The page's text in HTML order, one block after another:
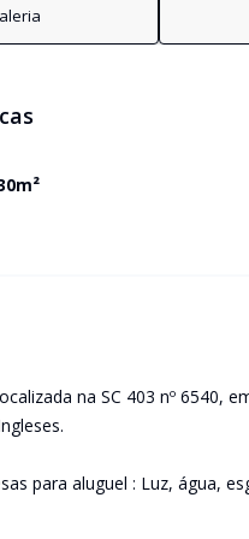
m²
na SC 403 nº 6540,
para aluguel : Luz, água,